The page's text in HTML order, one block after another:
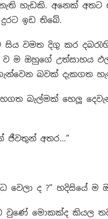
හැඩකි. අනෙක් අතට
ඉඩ තිබේ.
වමත දිගු කර
ම ඔහුගේ උත්සාහය
බවක් දැකගත
බැල්මක් හෙලූ
ජීවතුන් අතර…”
ද ?” හදිසියේ ම
වුණේ මොකක්ද කියල